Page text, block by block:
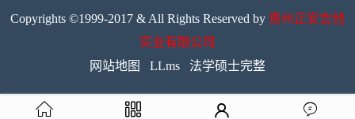
Copyrights ©1999-2017 & All Rights Reserved by 贵州正安吉他
实业有限公司
网站地图
LLms 法学硕士完整